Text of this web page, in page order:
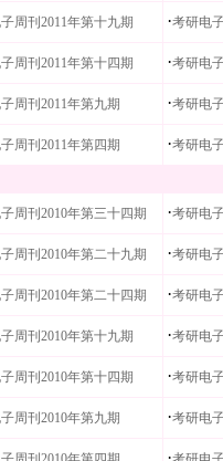
周刊2011年第十九期 ·考研电
周刊2011年第十四期 ·考研电
周刊2011年第九期 ·考研电
周刊2011年第四期 ·考研电
周刊2010年第三十四期 ·考研电
周刊2010年第二十九期 ·考研电
周刊2010年第二十四期 ·考研电
周刊2010年第十九期 ·考研电
周刊2010年第十四期 ·考研电
周刊2010年第九期 ·考研电
·